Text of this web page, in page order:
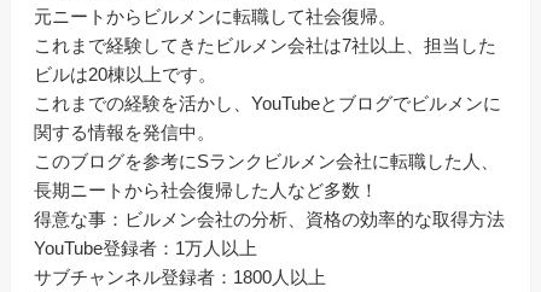
元ニートからビルメンに転職して社会復帰。
これまで経験してきたビルメン会社は7社以上、担当した
ビルは20棟以上です。
これまでの経験を活かし、YouTubeとブログでビルメンに
関する情報を発信中。
このブログを参考にSランクビルメン会社に転職した人、
長期ニートから社会復帰した人など多数！
得意な事：ビルメン会社の分析、資格の効率的な取得方法
YouTube登録者：1万人以上
サブチャンネル登録者：1800人以上